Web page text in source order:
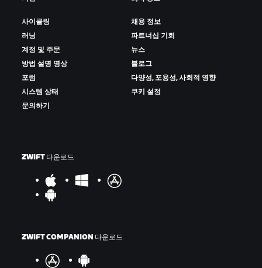
사이클링
러닝
계정 및 주문
방법 설명 영상
포럼
시스템 상태
문의하기
채용 정보
파트너십 기회
뉴스
블로그
다양성, 포용성, 사회적 영향
쿠키 설정
ZWIFT 다운로드
ZWIFT COMPANION 다운로드